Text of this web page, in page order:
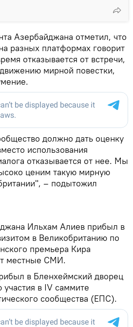
Азербайджана отметил, что
разных платформах говорит
отказывается от встречи,
мирной повестки,
должно дать оценку
использования
отказывается от нее. Мы
ценим такую мирную
– подытожил
Ильхам Алиев прибыл в
в Великобританию по
премьера Кира
местные СМИ.
в Бленхеймский дворец
в IV саммите
сообщества (ЕПС).